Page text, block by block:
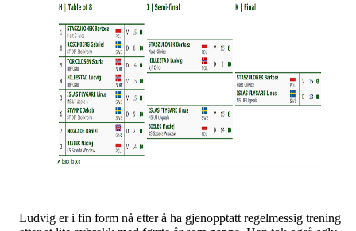
Ludvig er i fin form nå etter å ha gjenopptatt regelmessig trening